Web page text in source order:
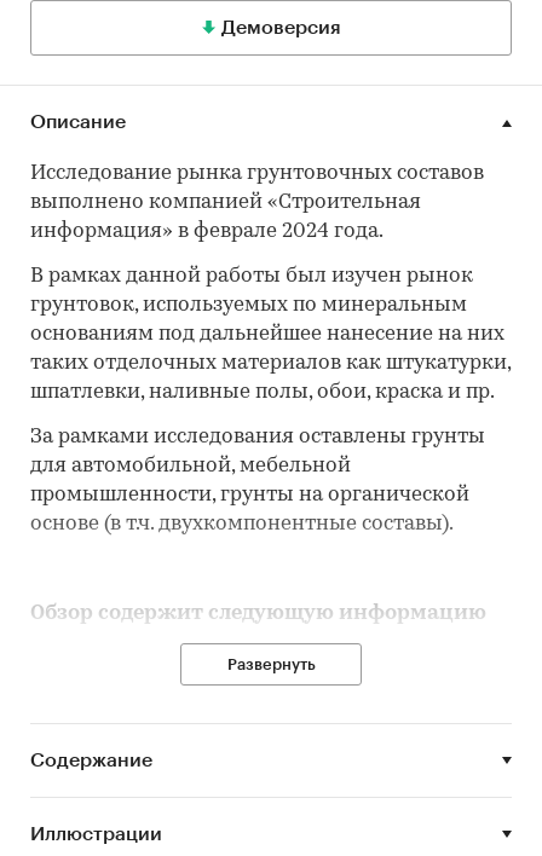
Демоверсия
Описание
Исследование рынка грунтовочных составов
выполнено компанией «Строительная
информация» в феврале 2024 года.
В рамках данной работы был изучен рынок
грунтовок, используемых по минеральным
основаниям под дальнейшее нанесение на них
таких отделочных материалов как штукатурки,
шпатлевки, наливные полы, обои, краска и пр.
За рамками исследования оставлены грунты
для автомобильной, мебельной
промышленности, грунты на органической
основе (в т.ч. двухкомпонентные составы).
Обзор содержит следующую информацию
Ассортимент грунтовочных составов,
выпускаемых (поставляемых) крупнейшими
грунты, бетонконтакты, концентраты);
крупнейших городах;
Развернуть
Содержание
Иллюстрации